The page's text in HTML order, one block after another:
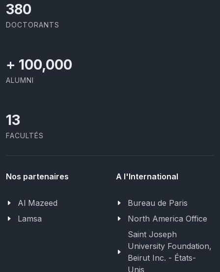
403
DOCTORANTS
+ 100,000
ALUMNI
13
FACULTÉS
Nos partenaires
Al Mazeed
Lamsa
A l'International
Bureau de Paris
North America Office
Saint Joseph
University Foundation,
Beirut Inc. - États-
Unis